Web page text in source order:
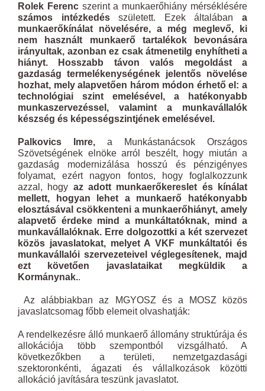
Rolek Ferencszerint a munkaerőhiány mérséklésére
számos intézkedésszületett. Ezek általábana
munkaerőkínálat növelésére, a még meglevő, ki
nem használt munkaerő tartalékok bevonására
irányultak, azonban ez csak átmenetilg enyhítheti a
hiányt. Hosszabb távon valós megoldást a
gazdaság termelékenységének jelentős növelése
hozhat, mely alapvetően három módon érhető el: a
technológiai szint emelésével, a hatékonyabb
munkaszervezéssel, valamint a munkavállalók
készség és képességszintjének emelésével.
Palkovics Imre, a Munkástanácsok Országos
Szövetségének elnöke arról beszélt, hogy miután a
gazdaság modernizálása hosszú és pénzigényes
folyamat, ezért nagyon fontos, hogy foglalkozzunk
azzal, hogy az adott munkaerőkereslet és kínálat
mellett, hogyan lehet a munkaerő hatékonyabb
elosztásával csökkenteni a munkaerőhiányt, amely
alapvető érdeke mind a munkáltatóknak, mind a
munkavállalóknak. Erre dolgozottki a két szervezet
közös javaslatokat, melyet A VKF munkáltatói és
munkavállalói szervezeteivel véglegesítenek, majd
ezt követően javaslataikat megküldik a
Kormánynak..
Az alábbiakban az MGYOSZ és a MOSZ közös
javaslatcsomag főbb elemeit olvashatják:
A rendelkezésre álló munkaerő állomány struktúrája és
allokációja több szempontból vizsgálható. A
következőkben a területi, nemzetgazdasági
szektoronkénti, ágazati és vállalkozások közötti
allokáció javítására teszünk javaslatot.